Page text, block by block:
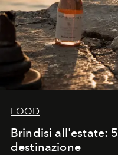
FOOD
Brindisi all'estate:
destinazione